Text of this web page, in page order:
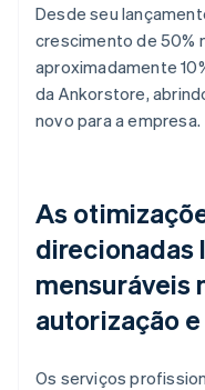
Desde seu
crescimento de 50%
aproximadamente
da Ankorstore,
novo para a empresa.
As
direcionadas
mensuráveis
autorização
Os serviços